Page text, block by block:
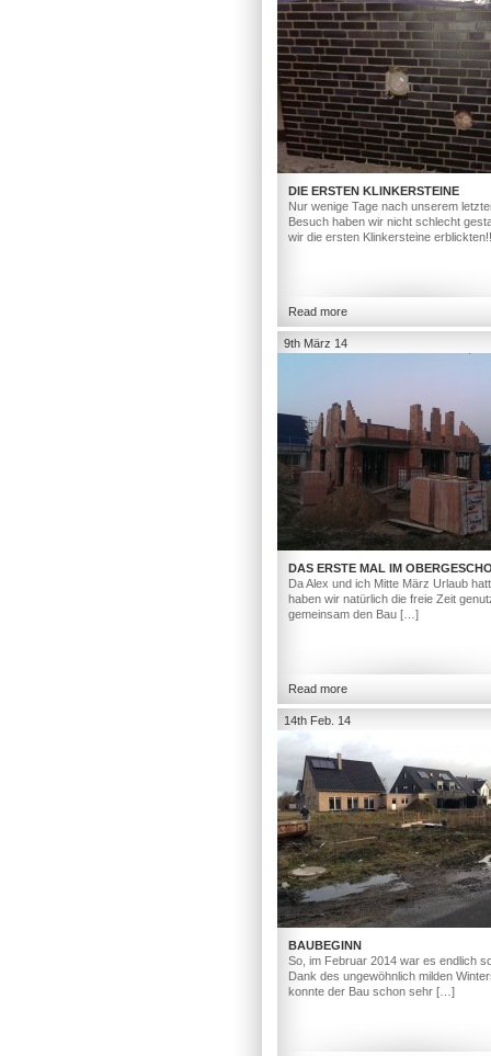
DIE ERSTEN KLINKERSTEINE
Nur wenige Tage nach unserem
Besuch haben wir nicht schlecht
wir die ersten Klinkersteine
Read more
9th März 14
DAS ERSTE MAL IM
Da Alex und ich Mitte März Urlaub
haben wir natürlich die freie Zeit
gemeinsam den Bau […]
Read more
14th Feb. 14
BAUBEGINN
So, im Februar 2014 war es endlich
Dank des ungewöhnlich milden
konnte der Bau schon sehr […]